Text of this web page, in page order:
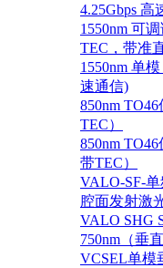
4.25Gbps 高
1550nm 可
TEC，带准
1550nm 单
速通信)
850nm
TEC）
850nm
带TEC）
VALO-SF-
腔面发射激
VALO SHG
750nm（垂
VCSEL单模